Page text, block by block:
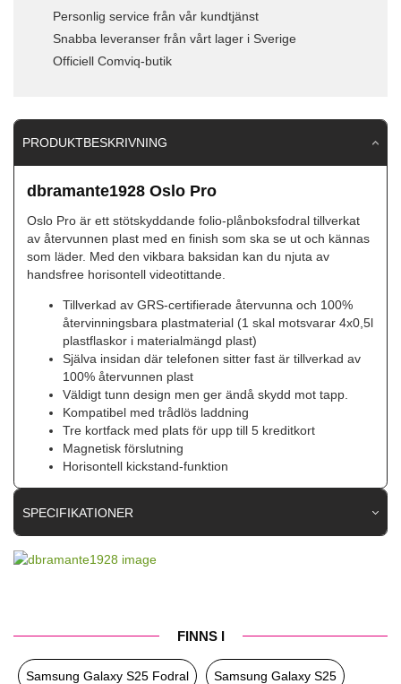
Personlig service från vår kundtjänst
Snabba leveranser från vårt lager i Sverige
Officiell Comviq-butik
PRODUKTBESKRIVNING
dbramante1928 Oslo Pro
Oslo Pro är ett stötskyddande folio-plånboksfodral tillverkat
av återvunnen plast med en finish som ska se ut och kännas
som läder. Med den vikbara baksidan kan du njuta av
handsfree horisontell videotittande.
Tillverkad av GRS-certifierade återvunna och 100%
återvinningsbara plastmaterial (1 skal motsvarar 4x0,5l
plastflaskor i materialmängd plast)
Själva insidan där telefonen sitter fast är tillverkad av
100% återvunnen plast
Väldigt tunn design men ger ändå skydd mot tapp.
Kompatibel med trådlös laddning
Tre kortfack med plats för upp till 5 kreditkort
Magnetisk förslutning
Horisontell kickstand-funktion
SPECIFIKATIONER
Kortfack, Stativfunktion, Trådlös laddning-
kompatibel
FINNS I
Samsung Galaxy S25 Fodral Samsung Galaxy S25